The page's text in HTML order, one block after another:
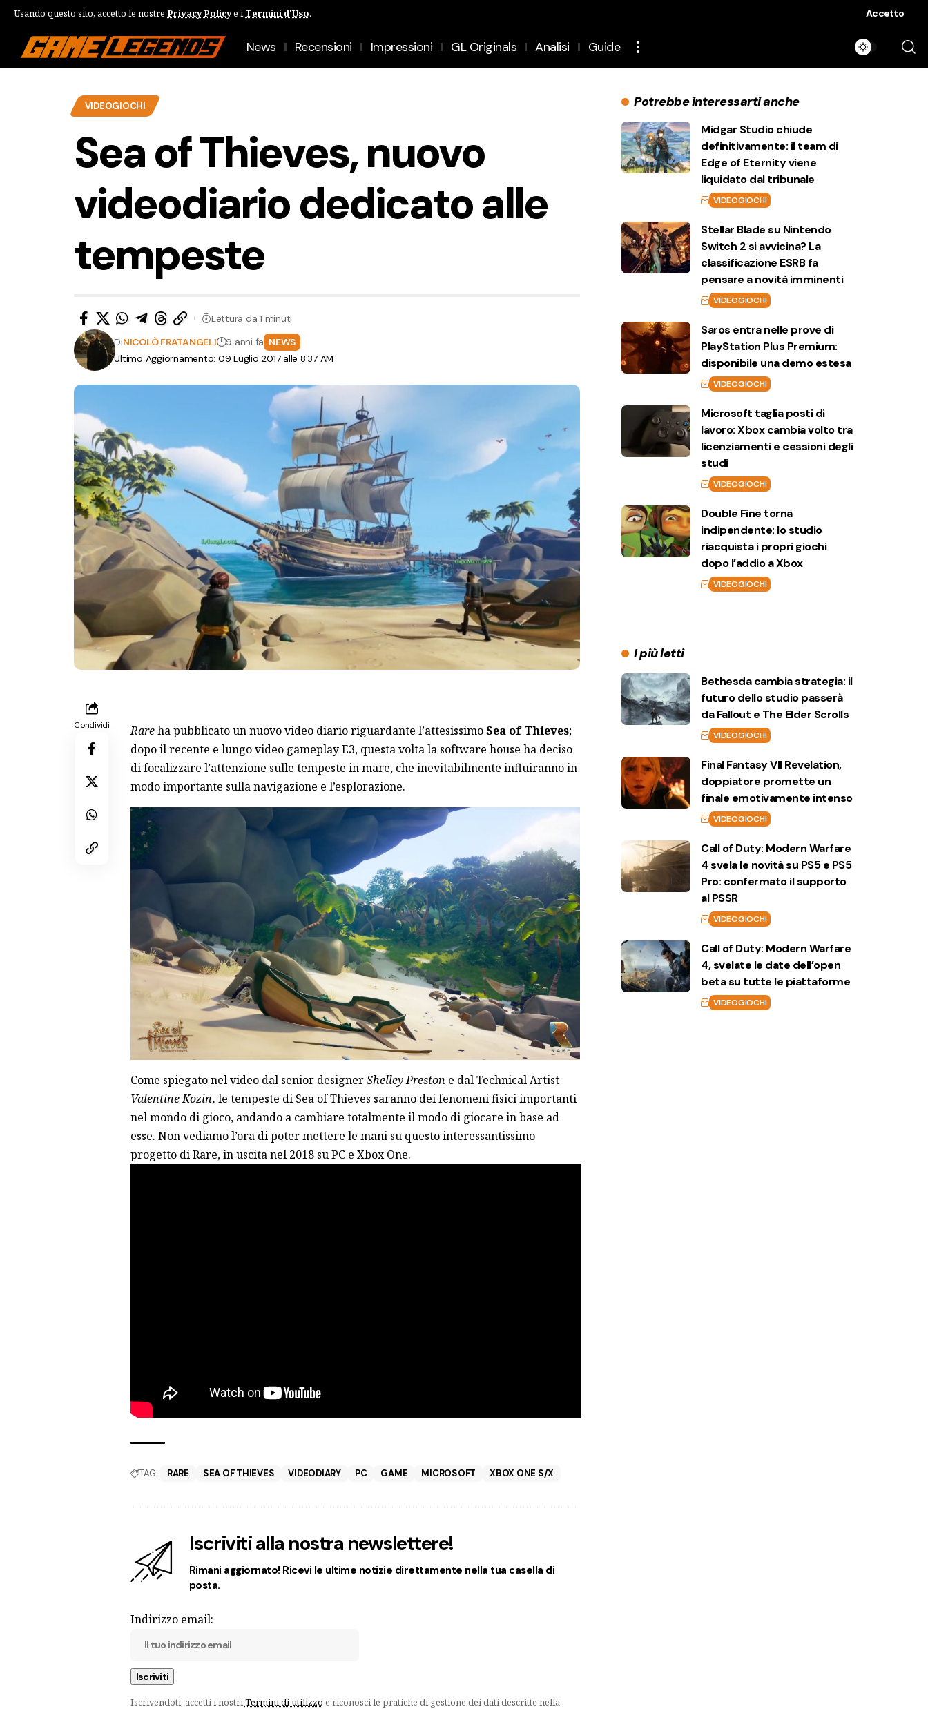
Usando questo sito, accetto le nostre Privacy Policye i Termini d'Uso. Accetto
News Recensioni Impressioni GL Originals Analisi Guide
VIDEOGIOCHI
Sea of Thieves, nuovo
videodiario dedicato alle
tempeste
Ultimo Aggiornamento: 09 Luglio 2017 alle 8:37 AM
DiNICOLÒ FRATANGELI 9 anni fa NEWS
Lettura da 1 minuti
Condividi Rareha pubblicato un nuovo video diario riguardante l’attesissimoSea of Thieves;
dopo il recente e lungo video gameplay E3, questa volta la software house ha deciso
di focalizzare l’attenzione sulle tempeste in mare, che inevitabilmente influiranno in
modo importante sulla navigazione e l’esplorazione.
Come spiegato nel video dal senior designerShelley Preston e dal Technical Artist
Valentine Kozin, le tempeste di Sea of Thieves saranno dei fenomeni fisici importanti
nel mondo di gioco, andando a cambiare totalmente il modo di giocare in base ad
esse. Non vediamo l’ora di poter mettere le mani su questo interessantissimo
progetto di Rare, in uscita nel 2018 su PC e Xbox One.
TAG: RARE SEA OF THIEVES VIDEODIARY PC GAME MICROSOFT XBOX ONE S/X
Iscriviti alla nostra newslettere!
Rimani aggiornato! Ricevi le ultime notizie direttamente nella tua casella di
posta.
Indirizzo email:
Iscrivendoti, accetti i nostriTermini di utilizzo e riconosci le pratiche di gestione dei dati descritte nella
Potrebbe interessarti anche
Midgar Studio chiude
definitivamente: il team di
Edge of Eternity viene
liquidato dal tribunale
VIDEOGIOCHI
Stellar Blade su Nintendo
Switch 2 si avvicina? La
classificazione ESRB fa
pensare a novità imminenti
VIDEOGIOCHI
Saros entra nelle prove di
PlayStation Plus Premium:
disponibile una demo estesa
VIDEOGIOCHI
Microsoft taglia posti di
lavoro: Xbox cambia volto tra
licenziamenti e cessioni degli
studi
VIDEOGIOCHI
Double Fine torna
indipendente: lo studio
riacquista i propri giochi
dopo l’addio a Xbox
VIDEOGIOCHI
I più letti
Bethesda cambia strategia: il
futuro dello studio passerà
da Fallout e The Elder Scrolls
VIDEOGIOCHI
Final Fantasy VII Revelation,
doppiatore promette un
finale emotivamente intenso
VIDEOGIOCHI
Call of Duty: Modern Warfare
4 svela le novità su PS5 e PS5
Pro: confermato il supporto
al PSSR
VIDEOGIOCHI
Call of Duty: Modern Warfare
4, svelate le date dell’open
beta su tutte le piattaforme
VIDEOGIOCHI